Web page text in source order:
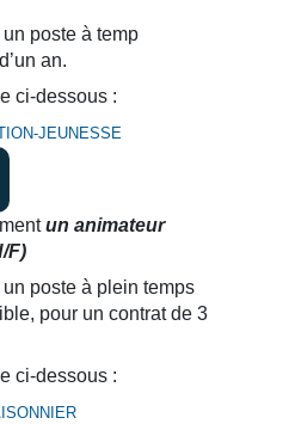
poste à temp
an.
ci-dessous :
JEUNESSE
un animateur
F)
poste à plein temps
pour un contrat de 3
ci-dessous :